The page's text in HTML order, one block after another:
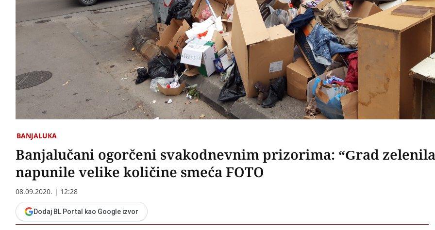
BANJALUKA
Banjalučani ogorčeni svakodnevnim prizorima: “Grad
napunile velike količine smeća FOTO
08.09.2020. | 12:28
Dodaj BL Portal kao Google izvor